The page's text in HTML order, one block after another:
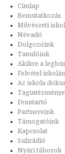
Címlap
Bemutatkozás
Művészeti
Névadó
Dolgozóink
Tanulóink
Akikre a
Felvétel
Az iskola
Fenntartó
Partnereink
Támogatóink
Kapcsolat
Sulirádió
Nyári táborok